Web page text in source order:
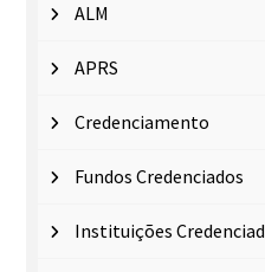
ALM
APRS
Credenciamento
Fundos Credenciados
Instituições